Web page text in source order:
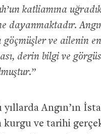
katliamına
göçmüşler ve ailenin
derin bilgi ve
Angın’ın
ve tarihi